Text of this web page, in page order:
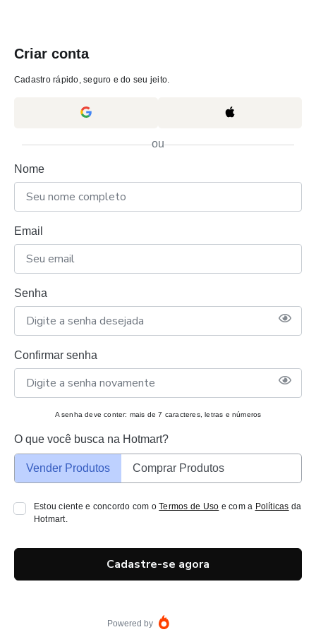
Criar conta
Cadastro rápido, seguro e do seu jeito.
ou
Nome
Email
Senha
Confirmar senha
A senha deve conter: mais de 7 caracteres, letras e números
O que você busca na Hotmart?
Vender Produtos Comprar Produtos
Estou ciente e concordo com oTermos de Uso e com a Políticas da
Hotmart.
Cadastre-se agora
Powered by